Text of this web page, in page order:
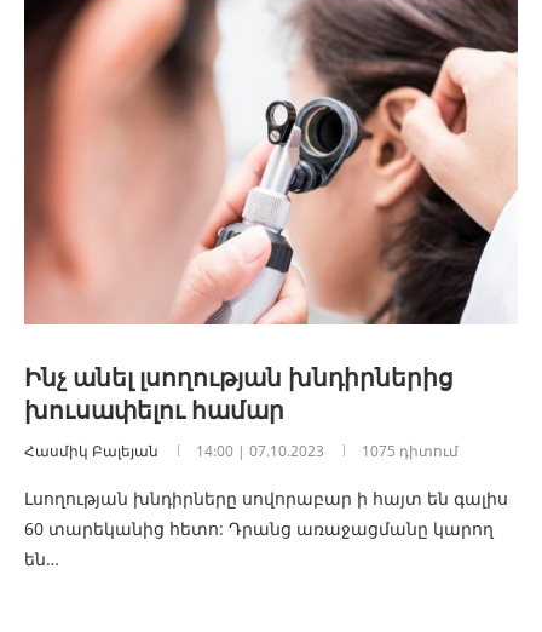
Ինչ անել լսողության խնդիրներից
խուսափելու համար
Հասմիկ Բալեյան 14:00 | 07.10.2023 1075 դիտում
Լսողության խնդիրները սովորաբար ի հայտ են գալիս
60 տարեկանից հետո: Դրանց առաջացմանը կարող
են…